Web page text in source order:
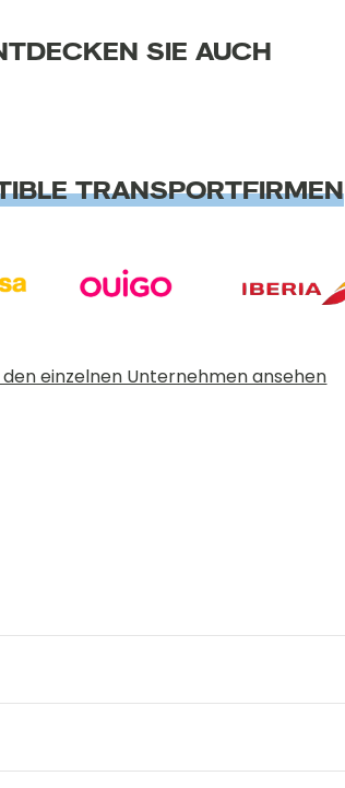
SIE AUCH
TRANSPORTFIRMEN
den einzelnen Unternehmen ansehen